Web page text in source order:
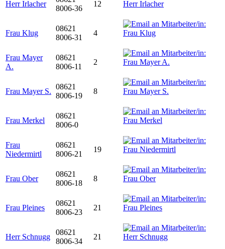
Herr Irlacher
8006-36
12
Frau Klug
08621
8006-31
4
Frau Mayer
A.
08621
8006-11
2
Frau Mayer S.
08621
8006-19
8
Frau Merkel
08621
8006-0
Frau
Niedermirtl
08621
8006-21
19
Frau Ober
08621
8006-18
8
Frau Pleines
08621
8006-23
21
Herr Schnugg
08621
8006-34
21